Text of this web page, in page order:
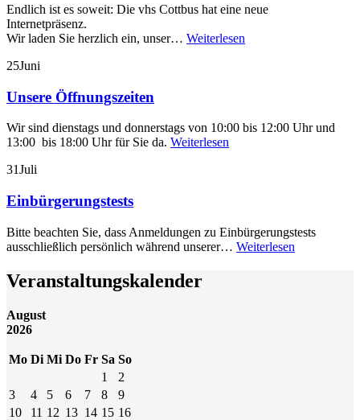
Endlich ist es soweit: Die vhs Cottbus hat eine neue
Internetpräsenz.
Wir laden Sie herzlich ein, unser… Weiterlesen
25Juni
Unsere Öffnungszeiten
Wir sind dienstags und donnerstags von 10:00 bis 12:00 Uhr und
13:00 bis 18:00 Uhr für Sie da. Weiterlesen
31Juli
Einbürgerungstests
Bitte beachten Sie, dass Anmeldungen zu Einbürgerungstests
ausschließlich persönlich während unserer… Weiterlesen
Veranstaltungskalender
August
2026
Mo Di Mi Do Fr Sa So
1
2
3
4 5 6 7 8
9
10
11 12 13 14 15 16